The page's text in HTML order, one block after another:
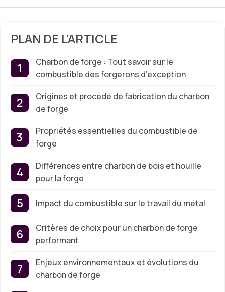
PLAN DE L'ARTICLE
Charbon de forge : Tout savoir sur le
combustible des forgerons d’exception
Origines et procédé de fabrication du charbon
de forge
Propriétés essentielles du combustible de
forge
Différences entre charbon de bois et houille
pour la forge
Impact du combustible sur le travail du métal
Critères de choix pour un charbon de forge
performant
Enjeux environnementaux et évolutions du
charbon de forge